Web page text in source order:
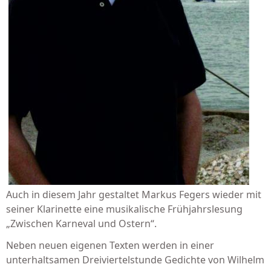
Auch in diesem Jahr gestaltet Markus Fegers wieder mit
seiner Klarinette eine musikalische Frühjahrslesung
„Zwischen Karneval und Ostern“.
Neben neuen eigenen Texten werden in einer
unterhaltsamen Dreiviertelstunde Gedichte von Wilhelm